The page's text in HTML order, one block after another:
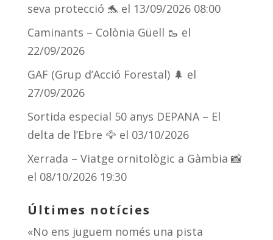
seva protecció 🐬 el 13/09/2026 08:00
Caminants – Colònia Güell 🥾 el
22/09/2026
GAF (Grup d’Acció Forestal) 🌲 el
27/09/2026
Sortida especial 50 anys DEPANA – El
delta de l’Ebre 🦅 el 03/10/2026
Xerrada – Viatge ornitològic a Gàmbia 📸
el 08/10/2026 19:30
Últimes notícies
«No ens juguem només una pista